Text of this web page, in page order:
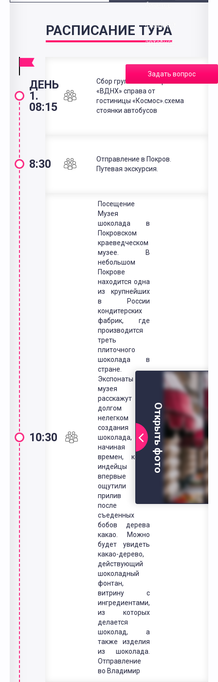
билетов
Рассадка
автобусе
Задать вопрос
РАСПИСАНИЕ ТУРА
ДЕНЬ
1.
08:15
Сбор группы: ст. метро
«ВДНХ» справа от
гостиницы «Космос».схема
стоянки автобусов
8:30
Отправление в Покров.
Путевая экскурсия.
10:30
Посещение
Музея
шоколада в
Покровском
краеведческом
музее. В
небольшом
Покрове
находится одна
из крупнейших
в России
кондитерских
фабрик, где
производится
треть
плиточного
шоколада в
стране.
Экспонаты
музея
расскажут о
долгом и
нелегком пути
создания
шоколада,
начиная с
времен, когда
индейцы
впервые
ощутили
прилив сил
после
съеденных
бобов дерева
какао. Можно
будет увидеть
какао-дерево,
действующий
шоколадный
фонтан,
витрину с
ингредиентами,
из которых
делается
шоколад, а
также изделия
из шоколада.
Отправление
во Владимир
Открыть фото